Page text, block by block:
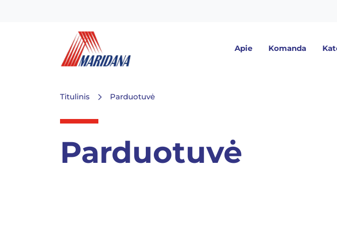
Apie Komanda
Titulinis Parduotuvė
Parduotuvė